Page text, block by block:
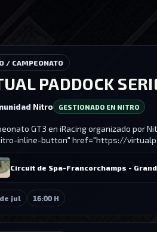
/ CAMPEONATO
PADDOCK
Nitro GESTIONADO EN NITRO
GT3 en iRacing organizado por
inline-button" href="https://
Circuit de Spa-Francorchamps -
de jul 16:00 H